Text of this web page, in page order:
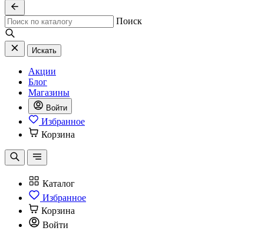
Поиск
Искать
Акции
Блог
Магазины
Войти
Избранное
Корзина
Каталог
Избранное
Корзина
Войти